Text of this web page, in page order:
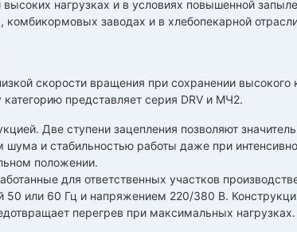
нагрузках и в условиях повышенной
заводах и в хлебопекарной
скорости вращения при сохранении
представляет серия DRV и МЧ2.
Две ступени зацепления позволяют
и стабильностью работы даже при
положении.
для ответственных участков
50 или 60 Гц и напряжением 220/380 В.
перегрев при максимальных нагрузках.